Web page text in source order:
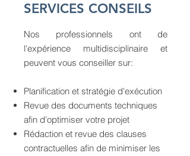
SERVICES CONSEILS
Nos professionnels ont de
l'expérience multidisciplinaire et
peuvent vous conseiller sur:
Planification et stratégie d'exécution
Revue des documents techniques
afin d'optimiser votre projet
Rédaction et revue des clauses
contractuelles afin de minimiser les